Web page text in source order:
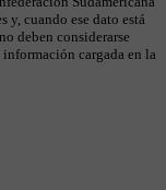
y, cuando ese dato está
deben considerarse
cargada en la